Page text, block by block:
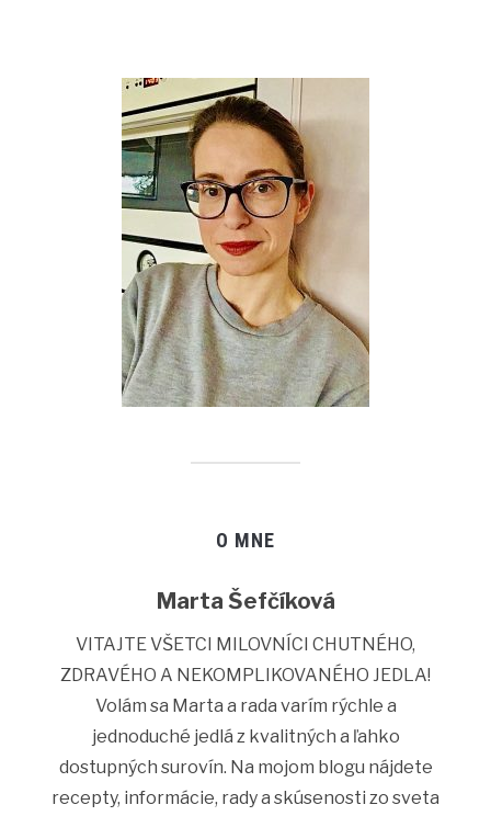
O MNE
Marta Šefčíková
VITAJTE VŠETCI MILOVNÍCI CHUTNÉHO,
ZDRAVÉHO A NEKOMPLIKOVANÉHO JEDLA!
Volám sa Marta a rada varím rýchle a
jednoduché jedlá z kvalitných a ľahko
dostupných surovín. Na mojom blogu nájdete
recepty, informácie, rady a skúsenosti zo sveta